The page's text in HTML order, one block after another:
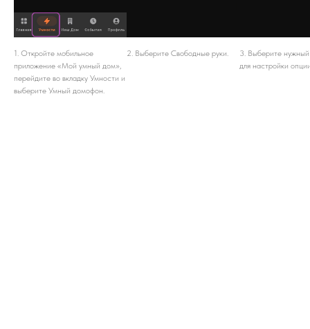
1. Откройте мобильное
приложение «Мой умный дом»,
перейдите во вкладку Умности и
выберите Умный домофон.
2. Выберите Свободные руки.
3. Выберите
для настройки